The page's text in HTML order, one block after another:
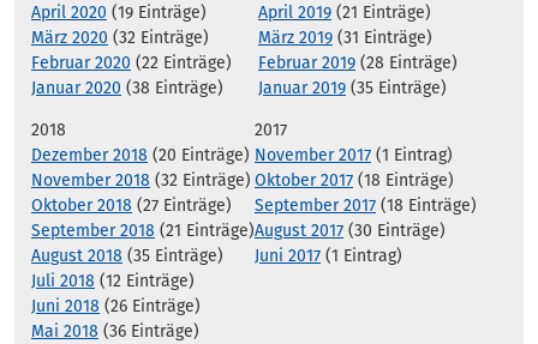
April 2020 (19 Einträge)
März 2020 (32 Einträge)
Februar 2020 (22 Einträge)
Januar 2020 (38 Einträge)
April 2019 (21 Einträge)
März 2019 (31 Einträge)
Februar 2019 (28 Einträge)
Januar 2019 (35 Einträge)
2018
Dezember 2018 (20 Einträge)
November 2018 (32 Einträge)
Oktober 2018 (27 Einträge)
September 2018 (21 Einträge)
August 2018 (35 Einträge)
Juli 2018 (12 Einträge)
Juni 2018 (26 Einträge)
Mai 2018 (36 Einträge)
2017
November 2017 (1 Eintrag)
Oktober 2017 (18 Einträge)
September 2017 (18 Einträge)
August 2017 (30 Einträge)
Juni 2017 (1 Eintrag)